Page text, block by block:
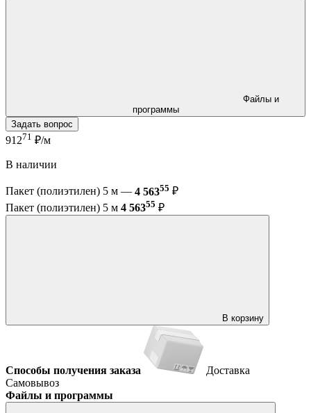
программы
Задать вопрос
91271 ₽/м
В наличии
Пакет (полиэтилен) 5 м — 4 56355 ₽
Пакет (полиэтилен) 5 м 4 56355 ₽
В корзину
Способы получения заказа
Доставка
Самовывоз
Файлы и программы